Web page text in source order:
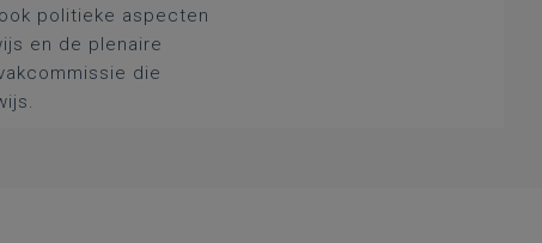
politieke aspecten
en de plenaire
die